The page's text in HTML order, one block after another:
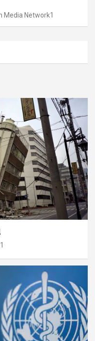
Media Network1